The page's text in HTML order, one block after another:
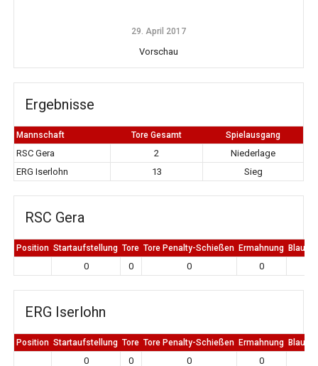
29. April 2017
Vorschau
Ergebnisse
Mannschaft Tore Gesamt Spielausgang
RSC Gera 2
Niederlage
ERG Iserlohn
13 Sieg
RSC Gera
Position Startaufstellung Tore Tore Penalty-Schießen Ermahnung Blaue
0 0 0 0
ERG Iserlohn
Position Startaufstellung Tore Tore Penalty-Schießen Ermahnung Blaue
0 0 0 0